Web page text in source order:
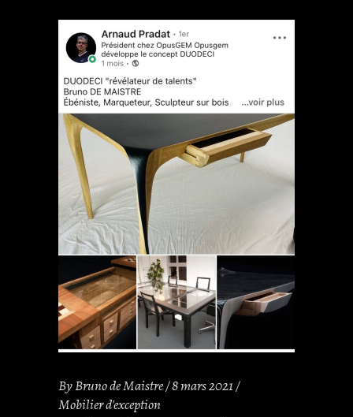
ByBruno de Maistre 8 mars 2021
Mobilier d'exception